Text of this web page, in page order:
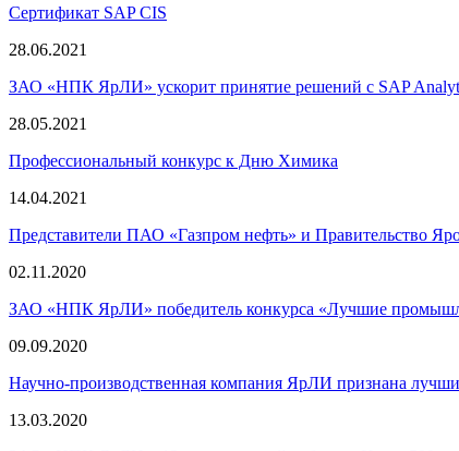
Сертификат SAP CIS
28.06.2021
ЗАО «НПК ЯрЛИ» ускорит принятие решений с SAP
28.05.2021
Профессиональный конкурс к Дню Химика
14.04.2021
Представители ПАО «Газпром нефть» и Правительство
02.11.2020
ЗАО «НПК ЯрЛИ» победитель конкурса «Лучшие
09.09.2020
Научно-производственная компания ЯрЛИ признана
13.03.2020